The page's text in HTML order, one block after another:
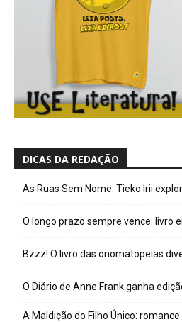
DICAS DA REDAÇÃO
As Ruas Sem Nome: Tieko Irii
O longo prazo sempre vence: livro
Bzzz! O livro das onomatopeias
O Diário de Anne Frank ganha
A Maldição do Filho Único: